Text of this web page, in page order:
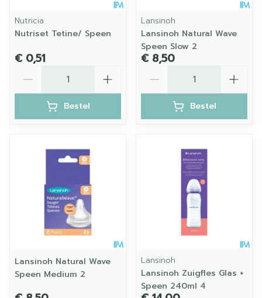
Nutricia
Nutriset Tetine/ Speen
€ 0,51
Bestel
Lansinoh
Lansinoh Natural Wave
Speen Slow 2
€ 8,50
Bestel
Lansinoh Natural Wave
Speen Medium 2
Lansinoh
Lansinoh Zuigfles Glas +
Speen 240ml 4